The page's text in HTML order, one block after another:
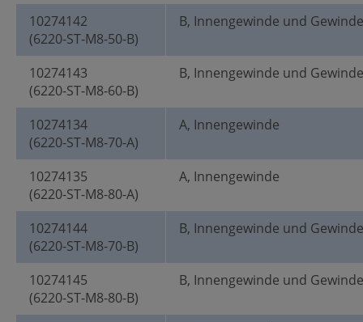
10274142
(6220-ST-M8-50-B)
B, Innengewinde und
10274143
(6220-ST-M8-60-B)
B, Innengewinde und
10274134
(6220-ST-M8-70-A)
A, Innengewinde
10274135
(6220-ST-M8-80-A)
A, Innengewinde
10274144
(6220-ST-M8-70-B)
B, Innengewinde und
10274145
(6220-ST-M8-80-B)
B, Innengewinde und